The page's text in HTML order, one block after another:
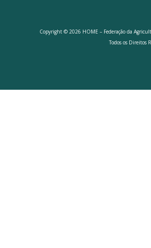
Copyright © 2026 HOME – Federação da
Todos os Direitos